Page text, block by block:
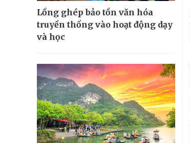
Lồng ghép bảo tồn văn hóa
truyền thống vào hoạt động dạy
và học